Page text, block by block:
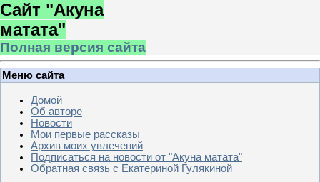
Сайт "Акуна
матата"
Полная версия сайта
Меню сайта
Домой
Об авторе
Новости
Мои первые рассказы
Архив моих увлечений
Подписаться на новости от "Акуна матата"
Обратная связь с Екатериной Гулякиной